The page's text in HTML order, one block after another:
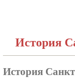
История
История